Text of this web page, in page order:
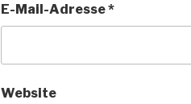
E-Mail-Adresse*
Website